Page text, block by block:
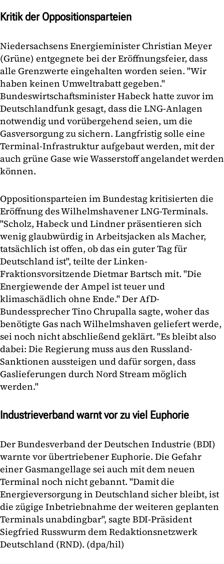
Kritik der Oppositionsparteien
Niedersachsens Energieminister Christian Meyer
(Grüne) entgegnete bei der Eröffnungsfeier, dass
alle Grenzwerte eingehalten worden seien. "Wir
haben keinen Umweltrabatt gegeben."
Bundeswirtschaftsminister Habeck hatte zuvor im
Deutschlandfunk gesagt, dass die LNG-Anlagen
notwendig und vorübergehend seien, um die
Gasversorgung zu sichern. Langfristig solle eine
Terminal-Infrastruktur aufgebaut werden, mit der
auch grüne Gase wie Wasserstoff angelandet werden
können.
Oppositionsparteien im Bundestag kritisierten die
Eröffnung des Wilhelmshavener LNG-Terminals.
"Scholz, Habeck und Lindner präsentieren sich
wenig glaubwürdig in Arbeitsjacken als Macher,
tatsächlich ist offen, ob das ein guter Tag für
Deutschland ist", teilte der Linken-
Fraktionsvorsitzende Dietmar Bartsch mit. "Die
Energiewende der Ampel ist teuer und
klimaschädlich ohne Ende." Der AfD-
Bundessprecher Tino Chrupalla sagte, woher das
benötigte Gas nach Wilhelmshaven geliefert werde,
sei noch nicht abschließend geklärt. "Es bleibt also
dabei: Die Regierung muss aus den Russland-
Sanktionen aussteigen und dafür sorgen, dass
Gaslieferungen durch Nord Stream möglich
werden."
Industrieverband warnt vor zu viel Euphorie
Der Bundesverband der Deutschen Industrie (BDI)
warnte vor übertriebener Euphorie. Die Gefahr
einer Gasmangellage sei auch mit dem neuen
Terminal noch nicht gebannt. "Damit die
Energieversorgung in Deutschland sicher bleibt, ist
die zügige Inbetriebnahme der weiteren geplanten
Terminals unabdingbar", sagte BDI-Präsident
Siegfried Russwurm dem Redaktionsnetzwerk
Deutschland (RND). (dpa/hil)